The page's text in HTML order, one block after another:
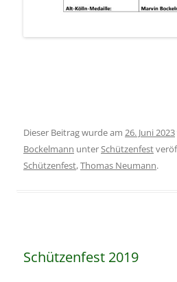
Dieser Beitrag wurde am 26. Juni 2023
Bockelmann unterSchützenfest
Schützenfest,Thomas Neumann.
Schützenfest 2019